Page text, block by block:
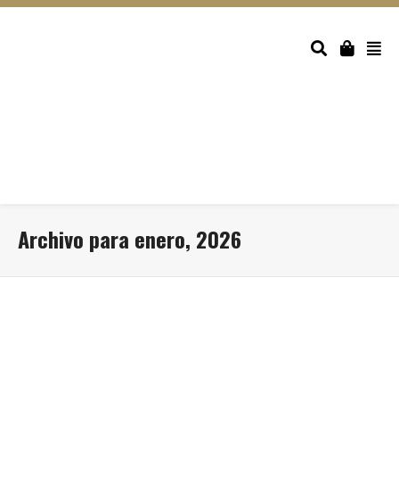
Archivo para enero, 2026